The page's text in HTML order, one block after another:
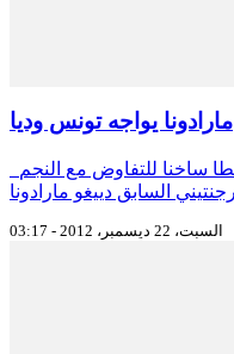
مارادونا يواجه تونس وديا
السبت، 22 ديسمبر، 2012 - 03:17